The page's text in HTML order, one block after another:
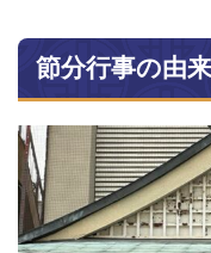
節分行事の由